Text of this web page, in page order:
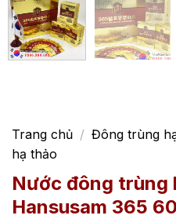
Trang chủ / Đông trùng
hạ thảo
Nước đông trùng
Hansusam 365